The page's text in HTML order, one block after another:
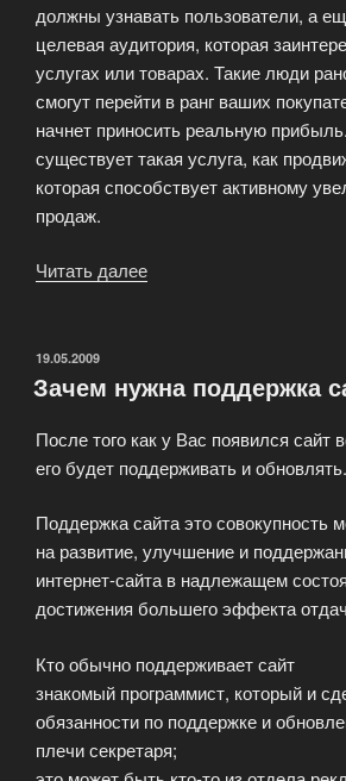
должны узнавать пользователи, а
целевая аудитория, которая
услугах или товарах. Такие люди
смогут перейти в ранг ваших
начнет приносить реальную
существует такая услуга, как
которая способствует активному
продаж.
Читать далее
в
ОПУБЛИКОВАНО
19.05.2009
Зачем нужна поддержка
После того как у Вас появился сайт
его будет поддерживать и обновлять.
Поддержка сайта это совокупность
на развитие, улучшение и
интернет-сайта в надлежащем
достижения большего эффекта
Кто обычно поддерживает сайт
знакомый программист, который и
обязанности по поддержке и
плечи секретаря;